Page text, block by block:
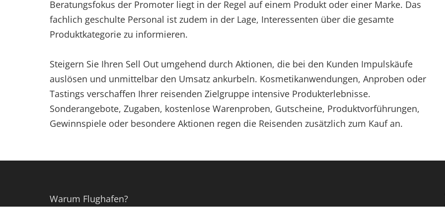
Beratungsfokus der Promoter liegt in der Regel auf einem Produkt oder einer Marke. Das
fachlich geschulte Personal ist zudem in der Lage, Interessenten über die gesamte
Produktkategorie zu informieren.
Steigern Sie Ihren Sell Out umgehend durch Aktionen, die bei den Kunden Impulskäufe
auslösen und unmittelbar den Umsatz ankurbeln. Kosmetikanwendungen, Anproben oder
Tastings verschaffen Ihrer reisenden Zielgruppe intensive Produkterlebnisse.
Sonderangebote, Zugaben, kostenlose Warenproben, Gutscheine, Produktvorführungen,
Gewinnspiele oder besondere Aktionen regen die Reisenden zusätzlich zum Kauf an.
Warum Flughafen?